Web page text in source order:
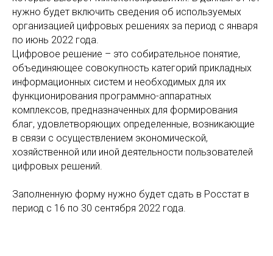
нужно будет включить сведения об используемых
организацией цифровых решениях за период с января
по июнь 2022 года.
Цифровое решение – это собирательное понятие,
объединяющее совокупность категорий прикладных
информационных систем и необходимых для их
функционирования программно-аппаратных
комплексов, предназначенных для формирования
благ, удовлетворяющих определенные, возникающие
в связи с осуществлением экономической,
хозяйственной или иной деятельности пользователей
цифровых решений.
Заполненную форму нужно будет сдать в Росстат в
период с 16 по 30 сентября 2022 года.